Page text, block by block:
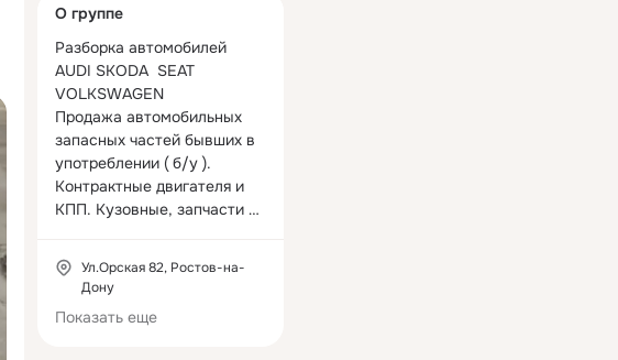
колонка
О группе
Разборка автомобилей
AUDI SKODA  SEAT
VOLKSWAGEN
Продажа автомобильных
запасных частей бывших в
употреблении ( б/у ).
Контрактные двигателя и
КПП. Кузовные, запчасти
Ул.Орская 82, Ростов-на-
Дону
Показать еще